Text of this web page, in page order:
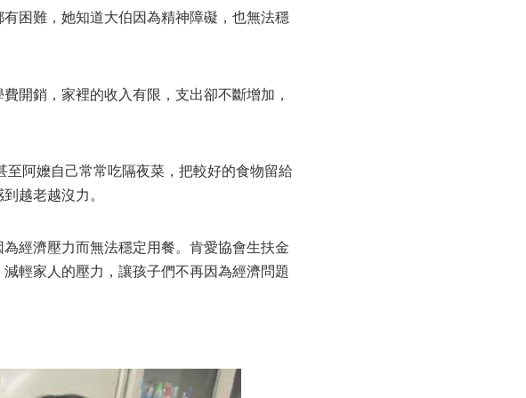
困難，她知道大伯因為精神障礙，也無法穩
開銷，家裡的收入有限，支出卻不斷增加，
阿嬤自己常常吃隔夜菜，把較好的食物留給
越老越沒力。
經濟壓力而無法穩定用餐。肯愛協會生扶金
輕家人的壓力，讓孩子們不再因為經濟問題